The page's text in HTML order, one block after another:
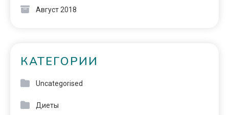
Август 2018
КАТЕГОРИИ
Uncategorised
Диеты